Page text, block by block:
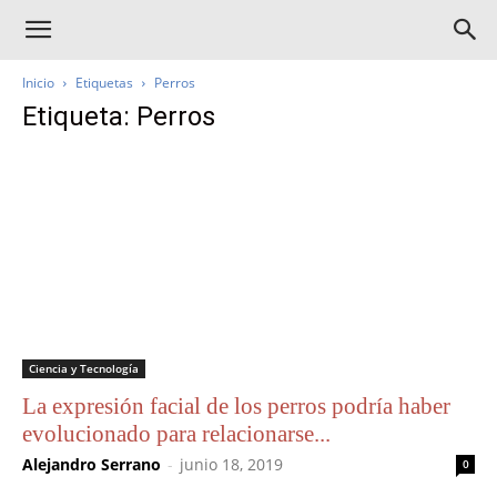
Inicio Etiquetas Perros
Etiqueta: Perros
Ciencia y Tecnología
La expresión facial de los perros podría haber
evolucionado para relacionarse...
Alejandro Serrano - junio 18, 2019 0